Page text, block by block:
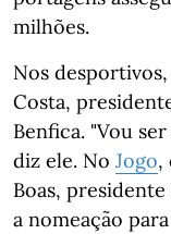
milhões.
Nos desportivos,
Costa,
Benfica. "Vou
diz ele. No Jogo,
Boas,
a nomeação